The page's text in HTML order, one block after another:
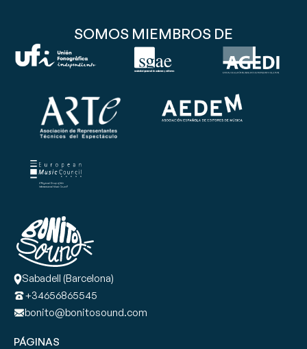
SOMOS MIEMBROS DE
Sabadell (Barcelona)
+34656865545
bonito@bonitosound.com
PÁGINAS